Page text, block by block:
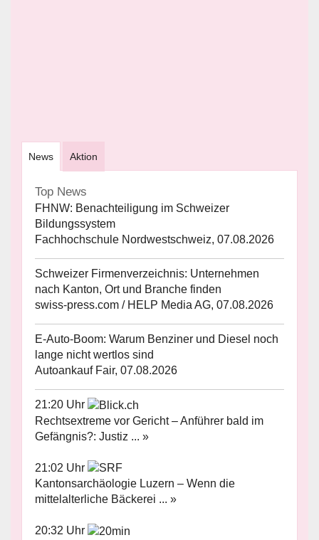
News Aktion
Top News
FHNW: Benachteiligung im Schweizer
Bildungssystem
Fachhochschule Nordwestschweiz, 07.08.2026
Schweizer Firmenverzeichnis: Unternehmen
nach Kanton, Ort und Branche finden
swiss-press.com / HELP Media AG, 07.08.2026
E-Auto-Boom: Warum Benziner und Diesel noch
lange nicht wertlos sind
Autoankauf Fair, 07.08.2026
21:20 Uhr
Rechtsextreme vor Gericht – Anführer bald im
Gefängnis?: Justiz ... »
21:02 Uhr
Kantonsarchäologie Luzern – Wenn die
mittelalterliche Bäckerei ... »
20:32 Uhr